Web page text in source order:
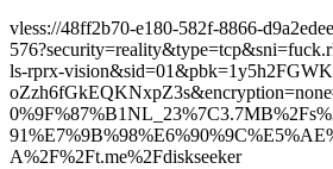
vless://48ff2b70-e180-582f-8866-
ls-rprx-
A%2F%2Ft.me%2Fdiskseeker